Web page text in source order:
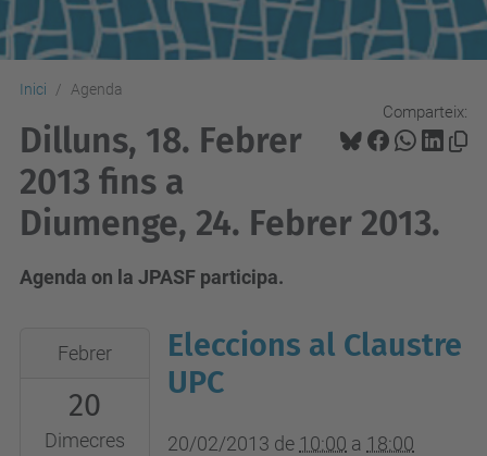
Inici Agenda
Comparteix:
Dilluns, 18. Febrer
2013 fins a
Diumenge, 24. Febrer 2013.
Agenda on la JPASF participa.
2013-
20T10:00:00+01:00
2013-
Febrer
20
Dimecres
Eleccions al Claustre
UPC
20/02/2013 de 10:00 a 18:00